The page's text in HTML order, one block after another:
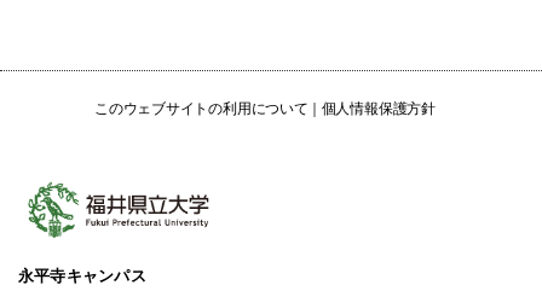
このウェブサイトの利用について 個人情報保護方針
永平寺キャンパス